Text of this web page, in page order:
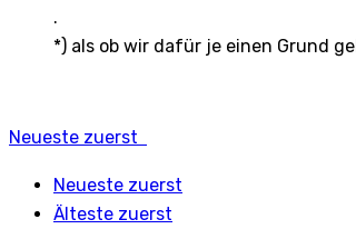
.
*) als ob wir dafür je einen Grund
Neueste zuerst
Neueste zuerst
Älteste zuerst